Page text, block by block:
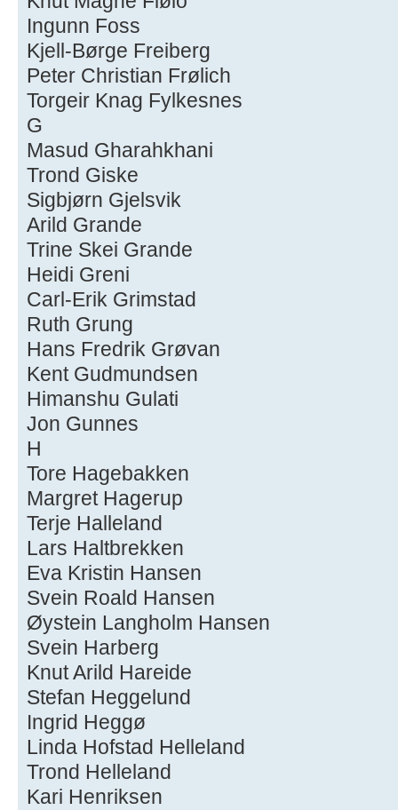
Ingunn Foss
Kjell-Børge Freiberg
Peter Christian Frølich
Torgeir Knag Fylkesnes
G
Masud Gharahkhani
Trond Giske
Sigbjørn Gjelsvik
Arild Grande
Trine Skei Grande
Heidi Greni
Carl-Erik Grimstad
Ruth Grung
Hans Fredrik Grøvan
Kent Gudmundsen
Himanshu Gulati
Jon Gunnes
H
Tore Hagebakken
Margret Hagerup
Terje Halleland
Lars Haltbrekken
Eva Kristin Hansen
Svein Roald Hansen
Øystein Langholm Hansen
Svein Harberg
Knut Arild Hareide
Stefan Heggelund
Ingrid Heggø
Linda Hofstad Helleland
Trond Helleland
Kari Henriksen